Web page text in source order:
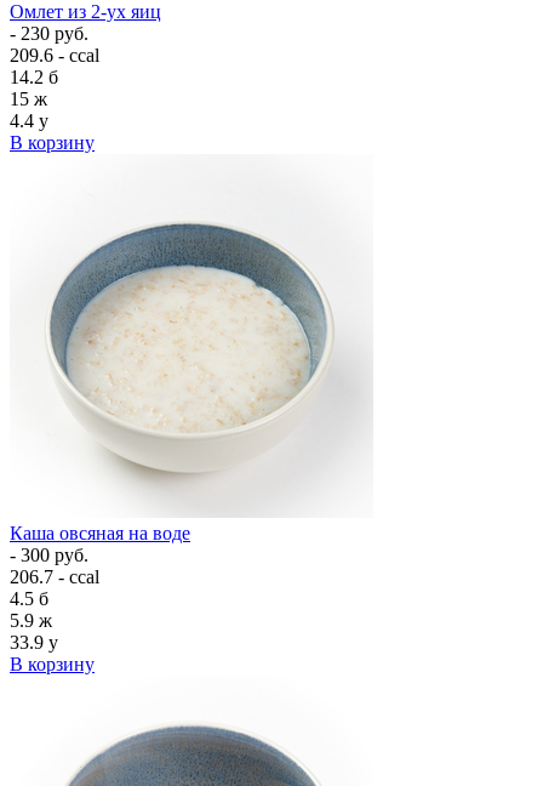
Омлет из 2-ух яиц
- 230 руб.
209.6 - ccal
14.2 б
15 ж
4.4 у
В корзину
Каша овсяная на воде
- 300 руб.
206.7 - ccal
4.5 б
5.9 ж
33.9 у
В корзину